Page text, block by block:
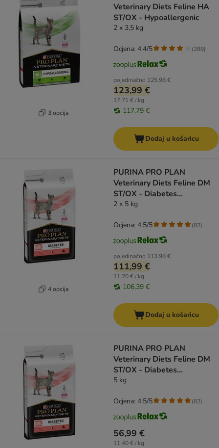
3 opcija
Veterinary Diets Feline HA
ST/OX - Hypoallergenic
2 x 3,5 kg
pojedinačno 125,98 €
123,99 €
17,71 € / kg
117,79 €
Ocjena: 4.4/5 (289)
Dodaj u košaricu
4 opcija
PURINA PRO PLAN
Veterinary Diets Feline DM
ST/OX - Diabetes
Management
2 x 5 kg
pojedinačno 113,98 €
111,99 €
11,20 € / kg
106,39 €
Ocjena: 4.5/5 (82)
Dodaj u košaricu
PURINA PRO PLAN
Veterinary Diets Feline DM
ST/OX - Diabetes
Management
5 kg
56,99 €
11,40 € / kg
Ocjena: 4.5/5 (82)